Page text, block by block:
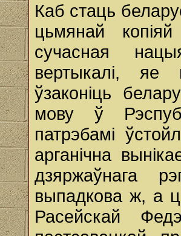
Каб стаць
цьмянай
сучасная
вертыкалі, яе
ўзаконіць
мову ў
патрэбамі
арганічна
дзяржаўнага
выпадкова ж, а
Расейскай